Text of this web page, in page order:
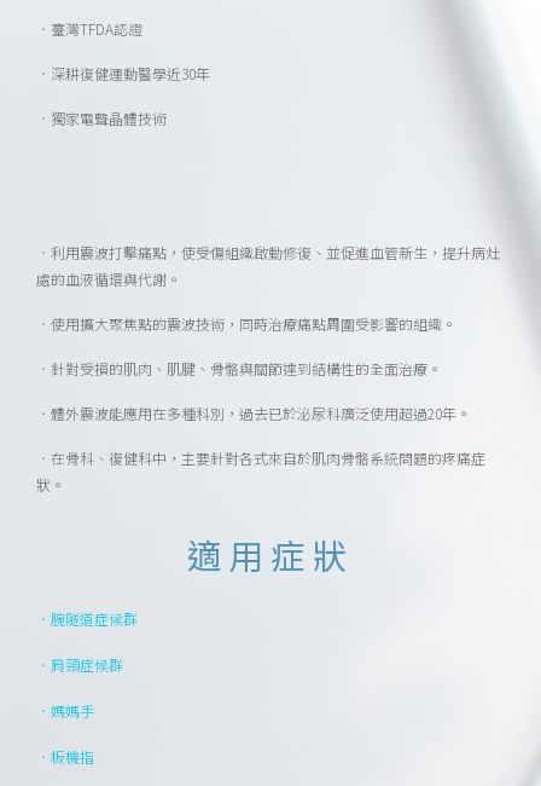
．臺灣TFDA認證
．深耕復健運動醫學近30年
．獨家電聲晶體技術
．利用震波打擊痛點，使受傷組織啟動修復、並促進血管新生，提升病灶
處的血液循環與代謝。
．使用擴大聚焦點的震波技術，同時治療痛點周圍受影響的組織。
．針對受損的肌肉、肌腱、骨骼與關節達到結構性的全面治療。
．體外震波能應用在多種科別，過去已於泌尿科廣泛使用超過20年。
．在骨科、復健科中，主要針對各式來自於肌肉骨骼系統問題的疼痛症
狀。
適用症狀
．腕隧道症候群
．肩頸症候群
．媽媽手
．板機指